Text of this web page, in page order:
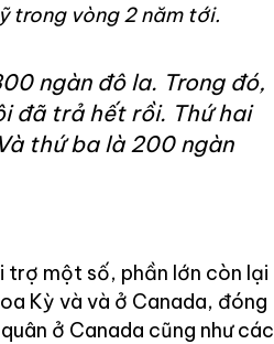
trong vòng 2 năm tới.
ngàn đô la. Trong đó,
đã trả hết rồi. Thứ hai
thứ ba là 200 ngàn
trợ một số, phần lớn còn lại
Kỳ và và ở Canada, đóng
ở Canada cũng như các